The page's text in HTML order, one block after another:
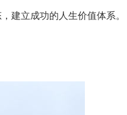
建立成功的人生价值体系